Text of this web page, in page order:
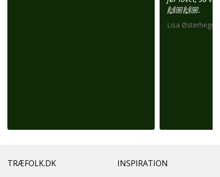
🙌🏼🙌🏼.
Lisa Østerhegn
TRÆFOLK.DK INSPIRATION